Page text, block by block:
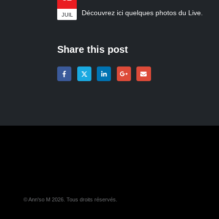
JUIL Découvrez ici quelques photos du Live.
Share this post
© Ann'so M 2026. Tous droits réservés.